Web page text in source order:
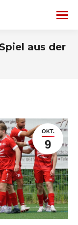
aus der
OKT.
9